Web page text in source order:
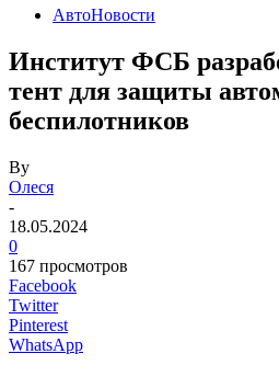
АвтоНовости
Институт ФСБ
тент для защиты
беспилотников
By
Олеся
-
18.05.2024
0
167 просмотров
Facebook
Twitter
Pinterest
WhatsApp